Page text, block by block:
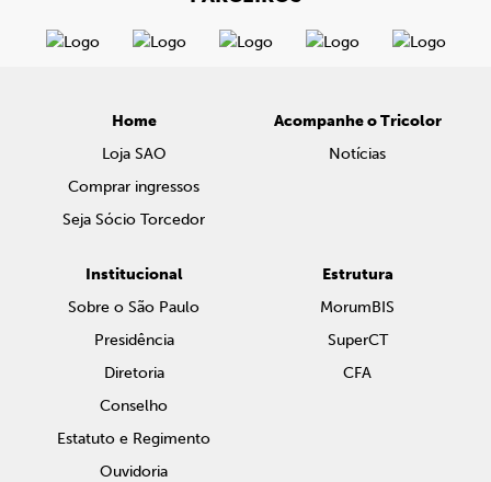
Home
Loja SAO
Comprar ingressos
Seja Sócio Torcedor
Acompanhe o Tricolor
Notícias
Institucional
Sobre o São Paulo
Presidência
Diretoria
Conselho
Estatuto e Regimento
Ouvidoria
Estrutura
MorumBIS
SuperCT
CFA